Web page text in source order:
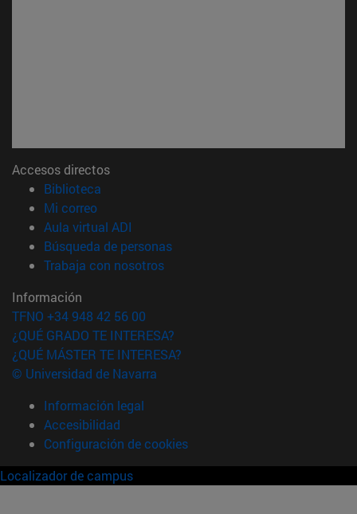
Accesos directos
Biblioteca
Mi correo(abre en nueva ventana)
Aula virtual ADI
Búsqueda de personas(abre en nueva ventana)
Trabaja con nosotros(abre en nueva ventana)
Información
TFNO +34 948 42 56 00
¿QUÉ GRADO TE INTERESA?
¿QUÉ MÁSTER TE INTERESA?
© Universidad de Navarra
Información legal
Accesibilidad
Configuración de cookies
Localizador de campus